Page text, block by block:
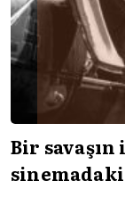
Bir
sinemadaki